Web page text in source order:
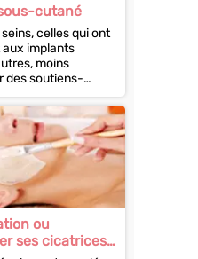
cutané
celles qui ont
implants
moins
des soutiens-
ou
ses cicatrices